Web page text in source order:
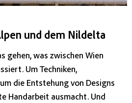
und dem Nildelta
gehen, was zwischen Wien
Um Techniken,
die Entstehung von Designs
Handarbeit ausmacht. Und